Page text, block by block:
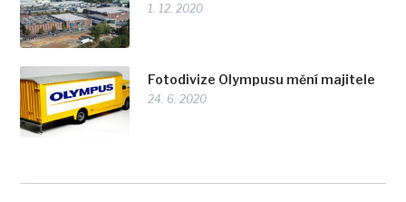
1. 12. 2020
Fotodivize Olympusu mění majitele
24. 6. 2020